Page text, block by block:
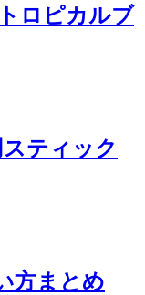
ロピカルブ
ティック
方まとめ